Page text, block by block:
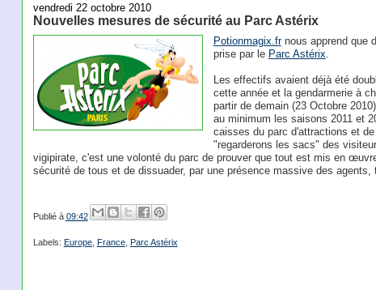
vendredi 22 octobre 2010
Nouvelles mesures de sécurité au Parc Astérix
Potionmagix.frnous apprend que
prise par le Parc Astérix.
Les effectifs avaient déjà été
cette année et la gendarmerie à
partir de demain (23 Octobre
au minimum les saisons 2011 et
caisses du parc d'attractions et
"regarderons les sacs" des
vigipirate, c'est une volonté du parc de prouver que tout est mis en
sécurité de tous et de dissuader, par une présence massive des agents,
Publié à 09:42
Labels: Europe, France, Parc Astérix